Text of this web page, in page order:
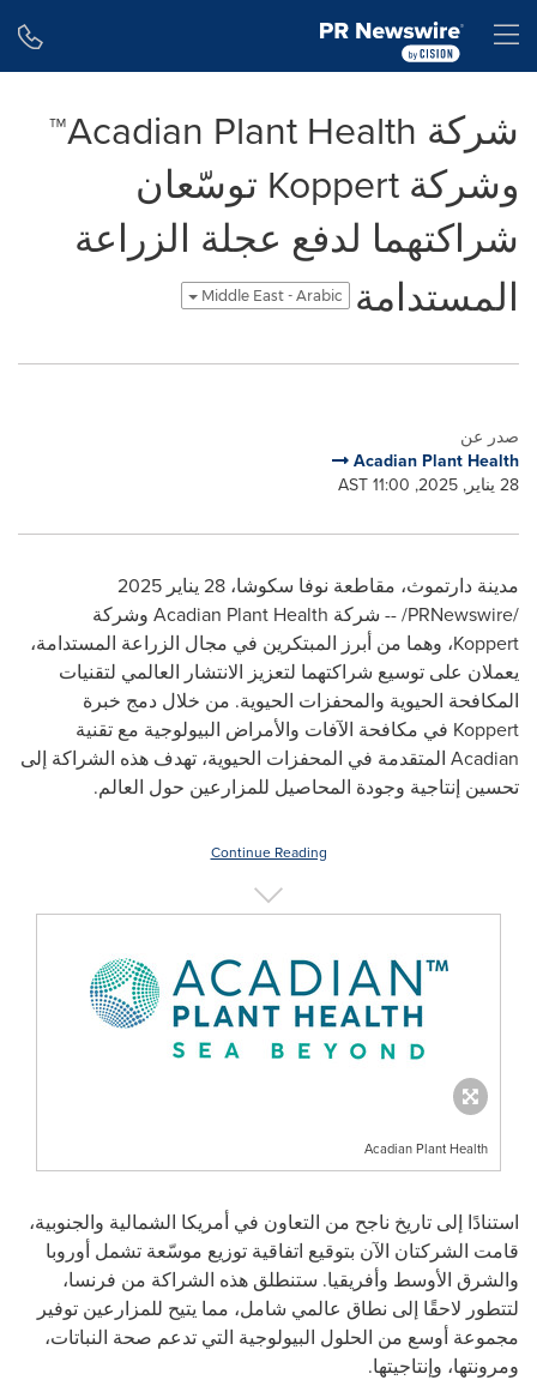
شركة Acadian Plant Health™
وشركة Koppert توسّعان
شراكتهما لدفع عجلة الزراعة
المستدامة
Middle East - Arabic
صدر عن
Acadian Plant Health
28 يناير, 2025, 11:00 AST
مدينة دارتموث، مقاطعة نوفا سكوشا، 28 يناير 2025
/
PRNewswire/ -- شركة Acadian Plant Health وشركة
Koppert، وهما من أبرز المبتكرين في مجال الزراعة المستدامة،
يعملان على توسيع شراكتهما لتعزيز الانتشار العالمي لتقنيات
المكافحة الحيوية والمحفزات الحيوية. من خلال دمج خبرة
Koppert في مكافحة الآفات والأمراض البيولوجية مع تقنية
Acadian المتقدمة في المحفزات الحيوية، تهدف هذه الشراكة إلى
تحسين إنتاجية وجودة المحاصيل للمزارعين حول العالم.
Continue Reading
Acadian Plant Health
استنادًا إلى تاريخ ناجح من التعاون في أمريكا الشمالية والجنوبية،
قامت الشركتان الآن بتوقيع اتفاقية توزيع موسّعة تشمل أوروبا
والشرق الأوسط وأفريقيا. ستنطلق هذه الشراكة من فرنسا،
لتتطور لاحقًا إلى نطاق عالمي شامل، مما يتيح للمزارعين توفير
مجموعة أوسع من الحلول البيولوجية التي تدعم صحة النباتات،
ومرونتها، وإنتاجيتها.